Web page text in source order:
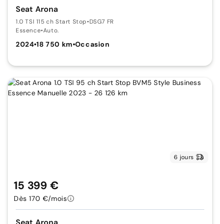
Seat Arona
1.0 TSI 115 ch Start Stop•DSG7 FR
Essence•Auto.
2024•18 750 km•Occasion
6 jours
15 399 €
Dès 170 €/mois